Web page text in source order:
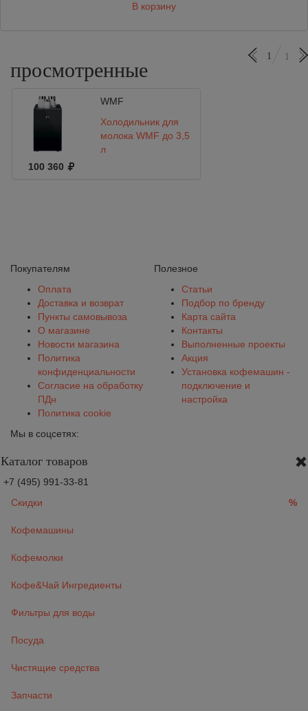
В корзину
просмотренные
1 1
WMF
Холодильник для
молока WMF до 3,5
л
100 360
Покупателям
Оплата
Доставка и возврат
Пункты самовывоза
О магазине
Новости магазина
Политика
конфиденциальности
Согласие на обработку
ПДн
Политика cookie
Полезное
Статьи
Подбор по бренду
Карта сайта
Контакты
Выполненные проекты
Акция
Установка кофемашин -
подключение и
настройка
Мы в соцсетях:
Каталог товаров
+7 (495) 991-33-81
Скидки
%
Кофемашины
Кофемолки
Кофе&Чай Ингредиенты
Фильтры для воды
Посуда
Чистящие средства
Запчасти